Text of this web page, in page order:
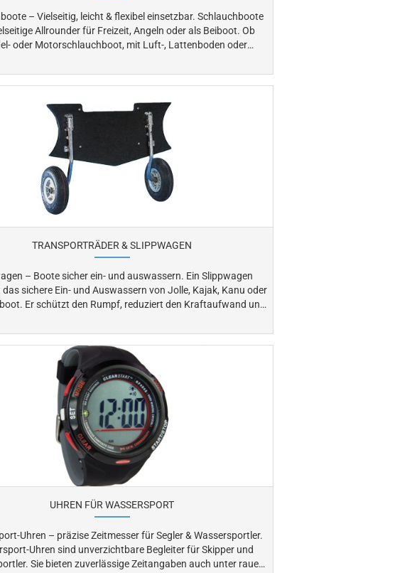
– Vielseitig, leicht & flexibel einsetzbar. Schlauchboote
Allrounder für Freizeit, Angeln oder als Beiboot. Ob
oder Motorschlauchboot, mit Luft-, Lattenboden oder
und hohen Transportkomfort. Wir bieten Ihnen eine
Auswahl an Schlauchbooten namhafter Hersteller
Zubehör. Gerne beraten wir Sie bei der Auswahl.
finden Sie eine passende Auswahl an Luftpumpen.
TRANSPORTRÄDER & SLIPPWAGEN
– Boote sicher ein- und auswassern. Ein Slippwagen
sichere Ein- und Auswassern von Jolle, Kajak, Kanu oder
Kraftaufwand und
passende Modell abgestimmt auf Größe und Gewicht Ihres Bootes.
UHREN FÜR WASSERSPORT
Uhren – präzise Zeitmesser für Segler & Wassersportler.
Uhren sind unverzichtbare Begleiter für Skipper und
auch unter rauen